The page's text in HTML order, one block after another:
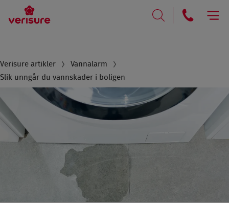
Breadcrumb
Verisure artikler
Vannalarm
Slik unngår du vannskader i boligen